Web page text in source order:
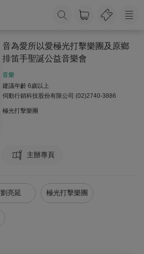
音為愛所以愛極光打擊樂團及原鄉
排笛手聖誕公益音樂會
音樂
建議年齡 6歲以上
伺動行銷科技股份有限公司 (02)2740-3886
極光打擊樂團
主辦專頁
劉亮延 極光打擊樂團